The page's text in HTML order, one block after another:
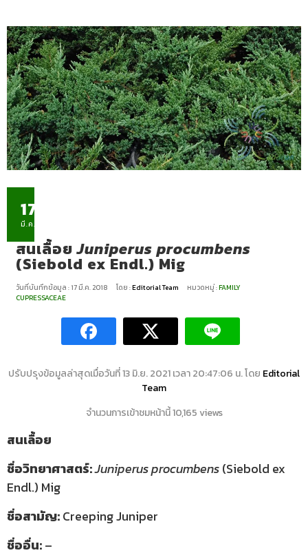
17
มี.ค.
สนเลื้อยJuniperus procumbens
(Siebold ex Endl.) Mig
วันที่บันทึกข้อมูล : 17 มี.ค. 2018 โดย :Editorial Team หมวดหมู่ :FAMILY
CUPRESSACEAE
ปรับปรุงข้อมูลล่าสุดเมื่อวันที่ 13 มิ.ย. 2021 เวลา 20:47:06 น. โดย Editorial
Team
จำนวนการเข้าชมหน้านี้ 10,165 views
สนเลื้อย
ชื่อวิทยาศาสตร์:Juniperus procumbens(Siebold ex
Endl.) Mig
ชื่อสามัญ:Creeping Juniper
ชื่ออื่น:–